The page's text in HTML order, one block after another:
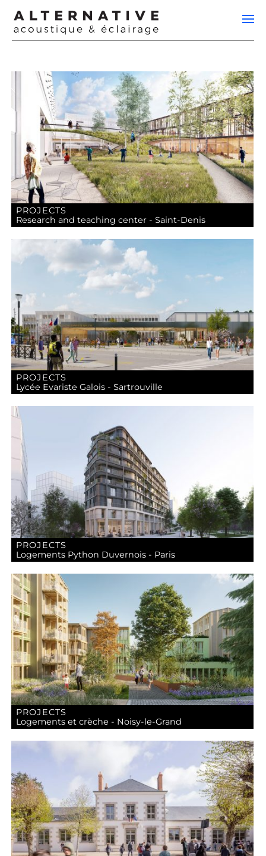
PROJECTS
Research and teaching center - Saint-Denis
PROJECTS
Lycée Evariste Galois - Sartrouville
PROJECTS
Logements Python Duvernois - Paris
PROJECTS
Logements et crèche - Noisy-le-Grand